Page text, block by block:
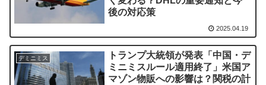
後の対応策
2025.04.19
デミニミス
トランプ大統領が発表「中国・デ
ミニミスルール適用終了」米国ア
マゾン物販への影響は？関税の計